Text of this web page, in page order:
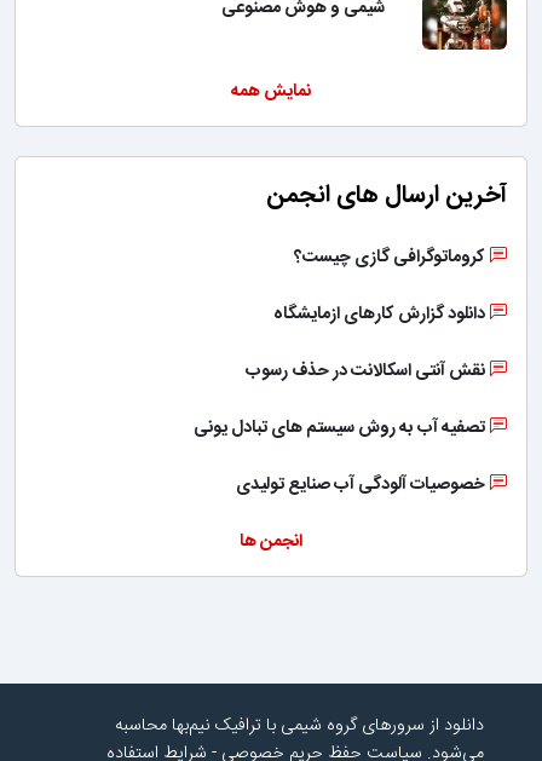
شیمی و هوش مصنوعی
نمایش همه
آخرین ارسال های انجمن
کروماتوگرافی گازی چیست؟
دانلود گزارش کارهای ازمایشگاه
نقش آنتی اسکالانت در حذف رسوب
تصفیه آب به روش سیستم های تبادل یونی
خصوصیات آلودگی آب صنایع تولیدی
انجمن ها
دانلود از سرورهای گروه شیمی با ترافیک نیم‌بها محاسبه
می‌شود. سیاست حفظ حریم خصوصی - شرایط استفاده